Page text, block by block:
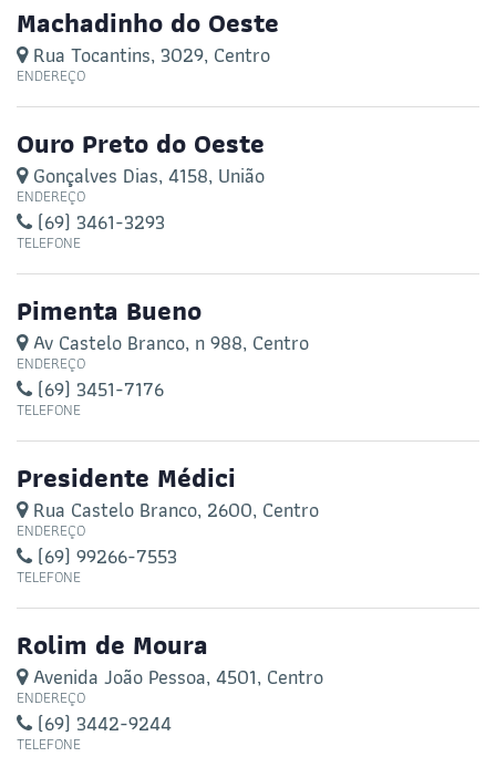
Machadinho do Oeste
Rua Tocantins, 3029, Centro
ENDEREÇO
Ouro Preto do Oeste
Gonçalves Dias, 4158, União
ENDEREÇO
(69) 3461-3293
TELEFONE
Pimenta Bueno
Av Castelo Branco, n 988, Centro
ENDEREÇO
(69) 3451-7176
TELEFONE
Presidente Médici
Rua Castelo Branco, 2600, Centro
ENDEREÇO
(69) 99266-7553
TELEFONE
Rolim de Moura
Avenida João Pessoa, 4501, Centro
ENDEREÇO
(69) 3442-9244
TELEFONE